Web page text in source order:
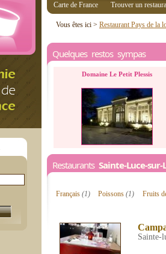
Carte de France Trouver un
Vous êtes ici > Restaurant Pays de la
Quelques restos sympas
Domaine Le Petit Plessis
Restaurants Sainte-Luce-sur-
Français (1) Poissons(1) Fruits
Sainte-